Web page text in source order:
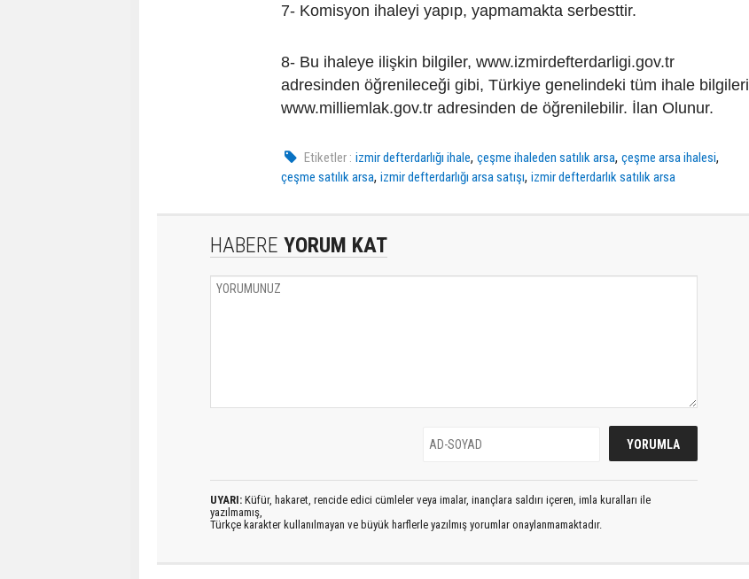
7- Komisyon ihaleyi yapıp, yapmamakta serbesttir.
8- Bu ihaleye ilişkin bilgiler, www.izmirdefterdarligi.gov.tr
adresinden öğrenileceği gibi, Türkiye genelindeki tüm ihale bilgileri
www.milliemlak.gov.tr adresinden de öğrenilebilir. İlan Olunur.
Etiketler : izmir defterdarlığı ihale,çeşme ihaleden satılık arsa,çeşme arsa ihalesi,
çeşme satılık arsa, izmir defterdarlığı arsa satışı, izmir defterdarlık satılık arsa
HABERE YORUM KAT
UYARI: Küfür, hakaret, rencide edici cümleler veya imalar, inançlara saldırı içeren, imla kuralları ile
yazılmamış,
Türkçe karakter kullanılmayan ve büyük harflerle yazılmış yorumlar onaylanmamaktadır.